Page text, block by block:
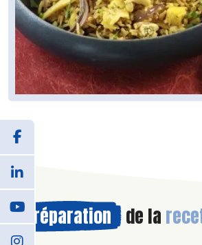
Préparation de la